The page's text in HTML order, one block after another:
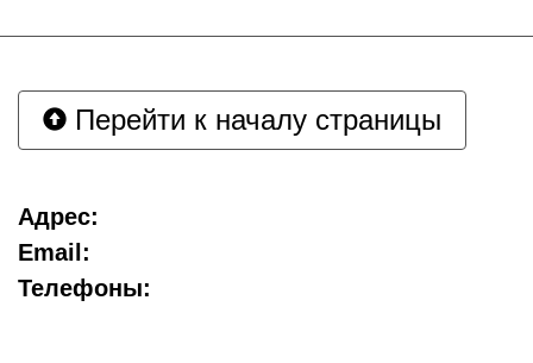
Перейти к началу страницы
Адрес:
Email:
Телефоны: